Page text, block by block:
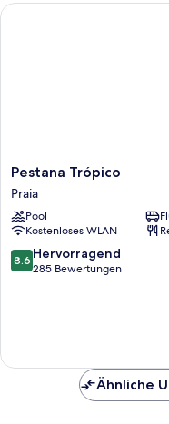
Pestana
Trópico
Praia
Pestana Trópico
Praia
Pool
Kostenloses WLAN
8.6
von
8.6 Hervorragend
285 Bewertungen
Pestana Trópico
Ähnliche